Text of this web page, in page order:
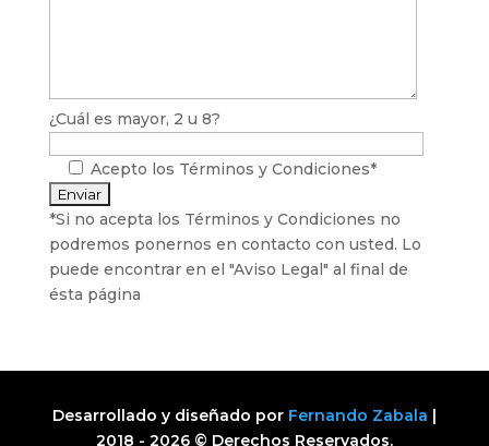
¿Cuál es mayor, 2 u 8?
Acepto los Términos y Condiciones*
*Si no acepta los Términos y Condiciones no
podremos ponernos en contacto con usted. Lo
puede encontrar en el "Aviso Legal" al final de
ésta página
Desarrollado y diseñado por Fernando Zabala |
2018 - 2026 © Derechos Reservados.